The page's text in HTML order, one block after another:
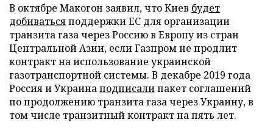
В октябре Макогон заявил, что Киев будет
добиватьсяподдержки ЕС для организации
транзита газа через Россию в Европу из стран
Центральной Азии, если Газпром не продлит
контракт на использование украинской
газотранспортной системы. В декабре 2019 года
Россия и Украинаподписалипакет соглашений
по продолжению транзита газа через Украину, в
том числе транзитный контракт на пять лет.